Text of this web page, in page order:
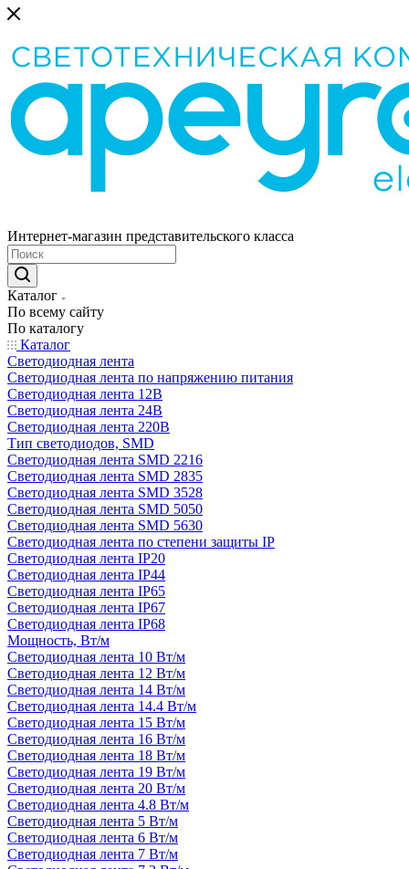
Интернет-магазин представительского класса
Каталог
По всему сайту
По каталогу
Каталог
Светодиодная лента
Светодиодная лента по напряжению питания
Светодиодная лента 12В
Светодиодная лента 24В
Светодиодная лента 220В
Тип светодиодов, SMD
Cветодиодная лента SMD 2216
Светодиодная лента SMD 2835
Светодиодная лента SMD 3528
Светодиодная лента SMD 5050
Светодиодная лента SMD 5630
Светодиодная лента по степени защиты IP
Светодиодная лента IP20
Светодиодная лента IP44
Светодиодная лента IP65
Светодиодная лента IP67
Светодиодная лента IP68
Мощность, Вт/м
Светодиодная лента 10 Вт/м
Светодиодная лента 12 Вт/м
Светодиодная лента 14 Вт/м
Светодиодная лента 14.4 Вт/м
Светодиодная лента 15 Вт/м
Светодиодная лента 16 Вт/м
Светодиодная лента 18 Вт/м
Светодиодная лента 19 Вт/м
Светодиодная лента 20 Вт/м
Светодиодная лента 4.8 Вт/м
Светодиодная лента 5 Вт/м
Светодиодная лента 6 Вт/м
Светодиодная лента 7 Вт/м